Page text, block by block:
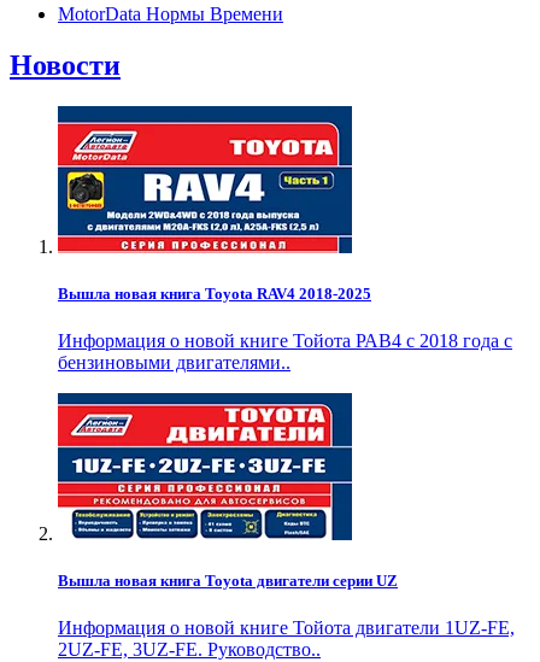
MotorData Нормы Времени
Новости
Вышла новая книга Toyota RAV4 2018-2025
Информация о новой книге Тойота РАВ4 с 2018 года с
бензиновыми двигателями..
Вышла новая книга Toyota двигатели серии UZ
Информация о новой книге Тойота двигатели 1UZ-FE,
2UZ-FE, 3UZ-FE. Руководство..